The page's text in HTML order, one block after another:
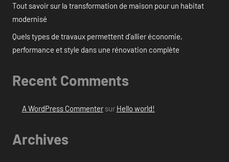
Tout savoir sur la transformation de maison pour un habitat
modernisé
Quels types de travaux permettent d’allier économie,
performance et style dans une rénovation complète
Recent Comments
A WordPress Commentersur Hello world!
Archives